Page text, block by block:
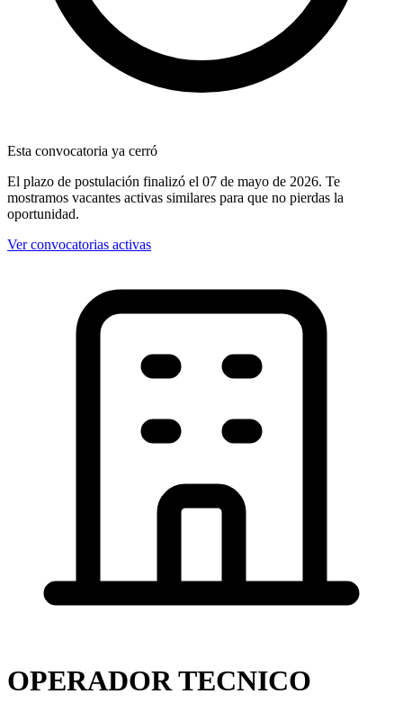
Esta convocatoria ya cerró
El plazo de postulación finalizó el 07 de mayo de 2026. Te
mostramos vacantes activas similares para que no pierdas la
oportunidad.
Ver convocatorias activas
OPERADOR TECNICO